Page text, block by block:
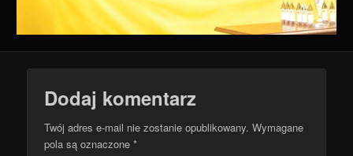
Dodaj komentarz
Twój adres e-mail nie zostanie opublikowany. Wymagane
pola są oznaczone*